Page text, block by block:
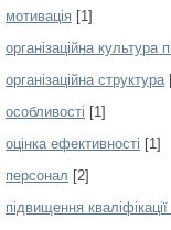
мотивація [1]
організаційна культура
організаційна структура
особливості [1]
оцінка ефективності [1]
персонал [2]
підвищення кваліфікації